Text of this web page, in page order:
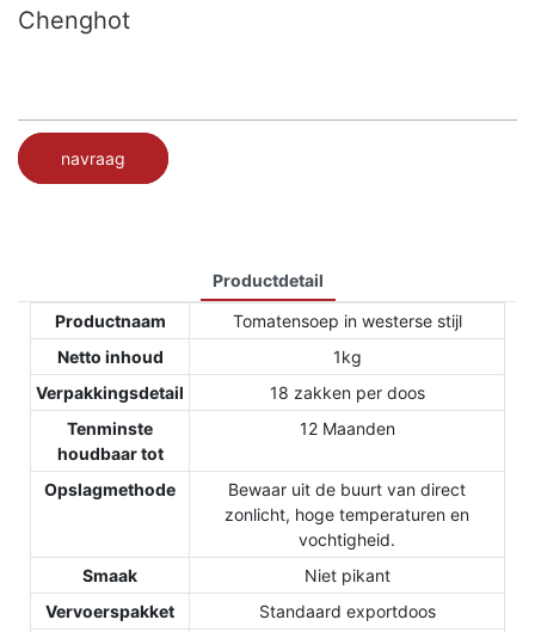
Chenghot
navraag
Productdetail
Productnaam
Tomatensoep in westerse stijl
Netto inhoud
1kg
Verpakkingsdetail
18 zakken per doos
Tenminste
houdbaar tot
12 Maanden
Opslagmethode
Bewaar uit de buurt van direct
zonlicht, hoge temperaturen en
vochtigheid.
Smaak
Niet pikant
Vervoerspakket
Standaard exportdoos